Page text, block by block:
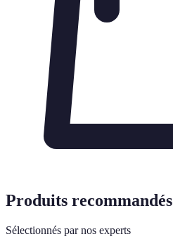
Produits recommandés
Sélectionnés par nos experts